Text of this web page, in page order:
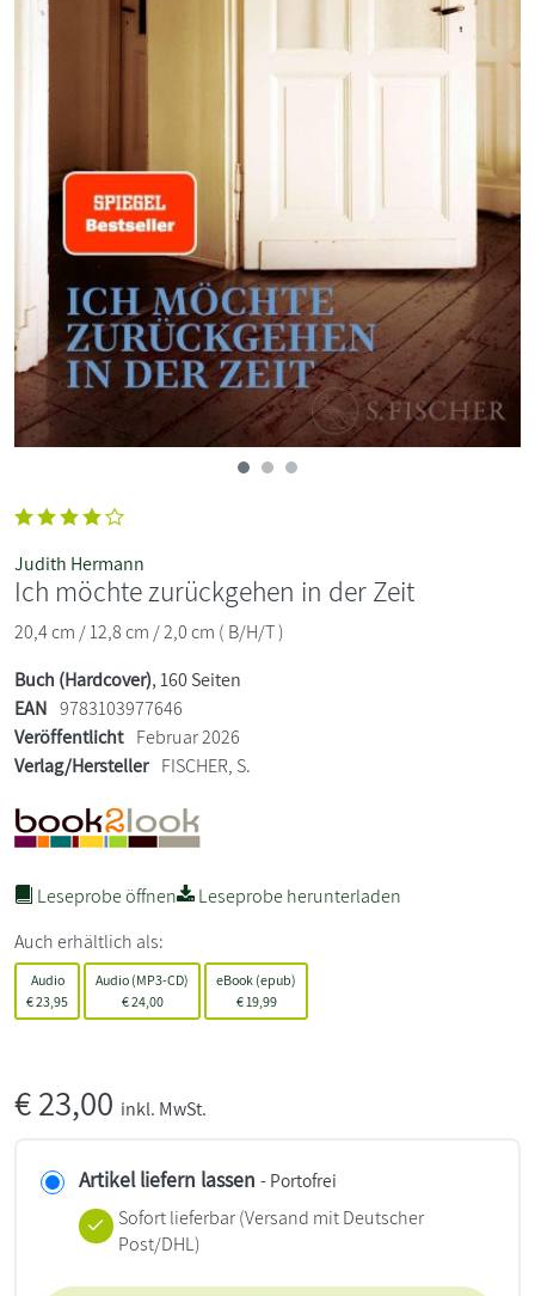
Judith Hermann
Ich möchte zurückgehen in der Zeit
20,4 cm / 12,8 cm / 2,0 cm ( B/H/T )
Buch (Hardcover), 160 Seiten
EAN 9783103977646
Veröffentlicht Februar 2026
Verlag/Hersteller FISCHER, S.
Leseprobe öffnen
Leseprobe herunterladen
Auch erhältlich als:
Audio
€23,95
Audio (MP3-CD)
€24,00
eBook (epub)
€19,99
€23,00 inkl. MwSt.
Artikel liefern lassen - Portofrei
Sofort lieferbar(Versand mit Deutscher
Post/DHL)